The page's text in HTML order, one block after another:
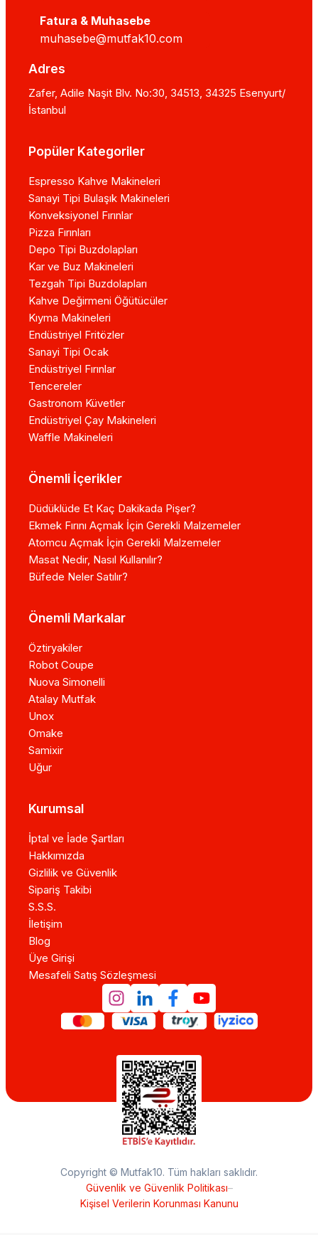
Fatura & Muhasebe
muhasebe@mutfak10.com
Adres
Zafer, Adile Naşit Blv. No:30, 34513, 34325 Esenyurt/
İstanbul
Popüler Kategoriler
Espresso Kahve Makineleri
Sanayi Tipi Bulaşık Makineleri
Konveksiyonel Fırınlar
Pizza Fırınları
Depo Tipi Buzdolapları
Kar ve Buz Makineleri
Tezgah Tipi Buzdolapları
Kahve Değirmeni Öğütücüler
Kıyma Makineleri
Endüstriyel Fritözler
Sanayi Tipi Ocak
Endüstriyel Fırınlar
Tencereler
Gastronom Küvetler
Endüstriyel Çay Makineleri
Waffle Makineleri
Önemli İçerikler
Düdüklüde Et Kaç Dakikada Pişer?
Ekmek Fırını Açmak İçin Gerekli Malzemeler
Atomcu Açmak İçin Gerekli Malzemeler
Masat Nedir, Nasıl Kullanılır?
Büfede Neler Satılır?
Önemli Markalar
Öztiryakiler
Robot Coupe
Nuova Simonelli
Atalay Mutfak
Unox
Omake
Samixir
Uğur
Kurumsal
İptal ve İade Şartları
Hakkımızda
Gizlilik ve Güvenlik
Sipariş Takibi
S.S.S.
İletişim
Blog
Üye Girişi
Mesafeli Satış Sözleşmesi
Copyright © Mutfak10. Tüm hakları saklıdır.
Güvenlik ve Güvenlik Politikası–
Kişisel Verilerin Korunması Kanunu